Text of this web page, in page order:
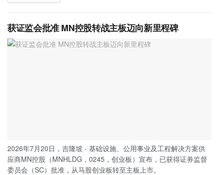
获证监会批准 MN控股转战主板迈向新里程碑
2026年7月20日，吉隆坡 - 基础设施、公用事业及工程解决方案供
应商MN控股（MNHLDG，0245，创业板）宣布，已获得证券监督
委员会（SC）批准，从马股创业板转至主板上市。